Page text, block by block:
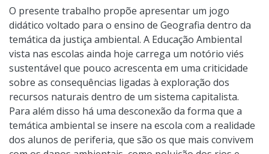
O presente trabalho propõe apresentar um jogo
didático voltado para o ensino de Geografia dentro da
temática da justiça ambiental. A Educação Ambiental
vista nas escolas ainda hoje carrega um notório viés
sustentável que pouco acrescenta em uma criticidade
sobre as consequências ligadas à exploração dos
recursos naturais dentro de um sistema capitalista.
Para além disso há uma desconexão da forma que a
temática ambiental se insere na escola com a realidade
dos alunos de periferia, que são os que mais convivem